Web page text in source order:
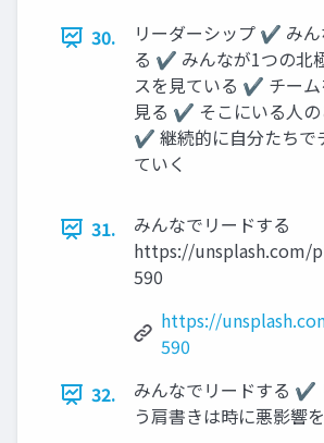
30.
リーダーシップ ✔ みん
る ✔ みんなが1つの北
スを見ている ✔ チーム
見る ✔ そこにいる人の
✔ 継続的に自分たちで
ていく
31.
みんなでリードする
https://unsplash.com/
590
https://
590
32.
みんなでリードする ✔
う肩書きは時に悪影響